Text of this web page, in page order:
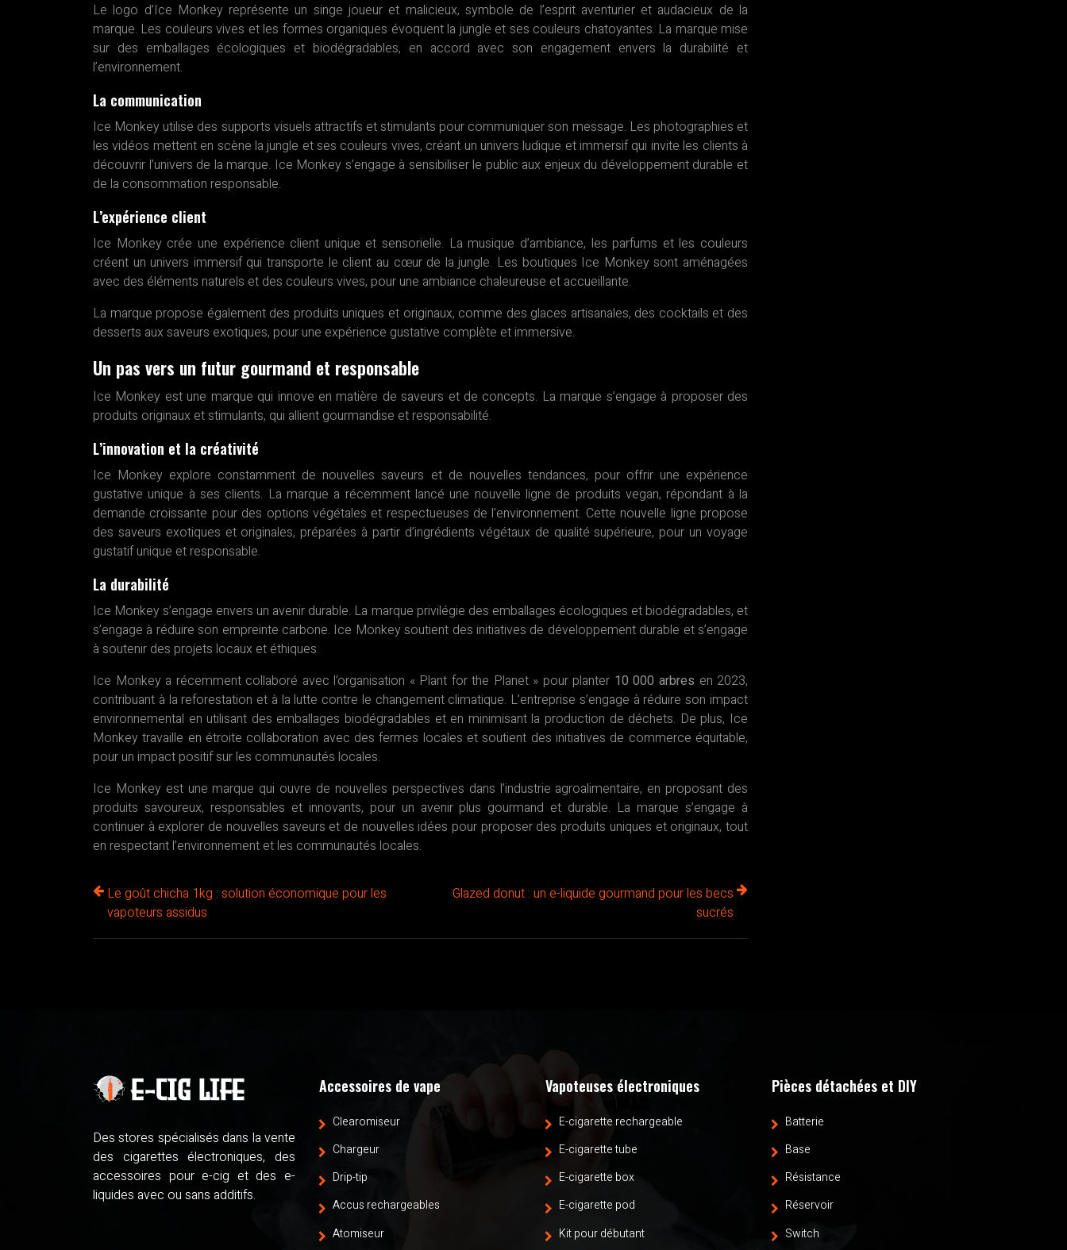
Le logo d’Ice Monkey représente un singe joueur et malicieux, symbole de l’esprit aventurier et audacieux de la
marque. Les couleurs vives et les formes organiques évoquent la jungle et ses couleurs chatoyantes. La marque mise
sur des emballages écologiques et biodégradables, en accord avec son engagement envers la durabilité et
l’environnement.
La communication
Ice Monkey utilise des supports visuels attractifs et stimulants pour communiquer son message. Les photographies et
les vidéos mettent en scène la jungle et ses couleurs vives, créant un univers ludique et immersif qui invite les clients à
découvrir l’univers de la marque. Ice Monkey s’engage à sensibiliser le public aux enjeux du développement durable et
de la consommation responsable.
L’expérience client
Ice Monkey crée une expérience client unique et sensorielle. La musique d’ambiance, les parfums et les couleurs
créent un univers immersif qui transporte le client au cœur de la jungle. Les boutiques Ice Monkey sont aménagées
avec des éléments naturels et des couleurs vives, pour une ambiance chaleureuse et accueillante.
La marque propose également des produits uniques et originaux, comme des glaces artisanales, des cocktails et des
desserts aux saveurs exotiques, pour une expérience gustative complète et immersive.
Un pas vers un futur gourmand et responsable
Ice Monkey est une marque qui innove en matière de saveurs et de concepts. La marque s’engage à proposer des
produits originaux et stimulants, qui allient gourmandise et responsabilité.
L’innovation et la créativité
Ice Monkey explore constamment de nouvelles saveurs et de nouvelles tendances, pour offrir une expérience
gustative unique à ses clients. La marque a récemment lancé une nouvelle ligne de produits vegan, répondant à la
demande croissante pour des options végétales et respectueuses de l’environnement. Cette nouvelle ligne propose
des saveurs exotiques et originales, préparées à partir d’ingrédients végétaux de qualité supérieure, pour un voyage
gustatif unique et responsable.
La durabilité
Ice Monkey s’engage envers un avenir durable. La marque privilégie des emballages écologiques et biodégradables, et
s’engage à réduire son empreinte carbone. Ice Monkey soutient des initiatives de développement durable et s’engage
à soutenir des projets locaux et éthiques.
Ice Monkey a récemment collaboré avec l’organisation « Plant for the Planet » pour planter 10 000 arbres en 2023,
contribuant à la reforestation et à la lutte contre le changement climatique. L’entreprise s’engage à réduire son impact
environnemental en utilisant des emballages biodégradables et en minimisant la production de déchets. De plus, Ice
Monkey travaille en étroite collaboration avec des fermes locales et soutient des initiatives de commerce équitable,
pour un impact positif sur les communautés locales.
Ice Monkey est une marque qui ouvre de nouvelles perspectives dans l’industrie agroalimentaire, en proposant des
produits savoureux, responsables et innovants, pour un avenir plus gourmand et durable. La marque s’engage à
continuer à explorer de nouvelles saveurs et de nouvelles idées pour proposer des produits uniques et originaux, tout
en respectant l’environnement et les communautés locales.
Le goût chicha 1kg : solution économique pour les
vapoteurs assidus
Glazed donut : un e-liquide gourmand pour les becs
sucrés
Des stores spécialisés dans la vente
des cigarettes électroniques, des
accessoires pour e-cig et des e-
liquides avec ou sans additifs.
Accessoires de vape
Clearomiseur
Chargeur
Drip-tip
Accus rechargeables
Atomiseur
Vapoteuses électroniques
E-cigarette rechargeable
E-cigarette tube
E-cigarette box
E-cigarette pod
Kit pour débutant
Pièces détachées et DIY
Batterie
Base
Résistance
Réservoir
Switch